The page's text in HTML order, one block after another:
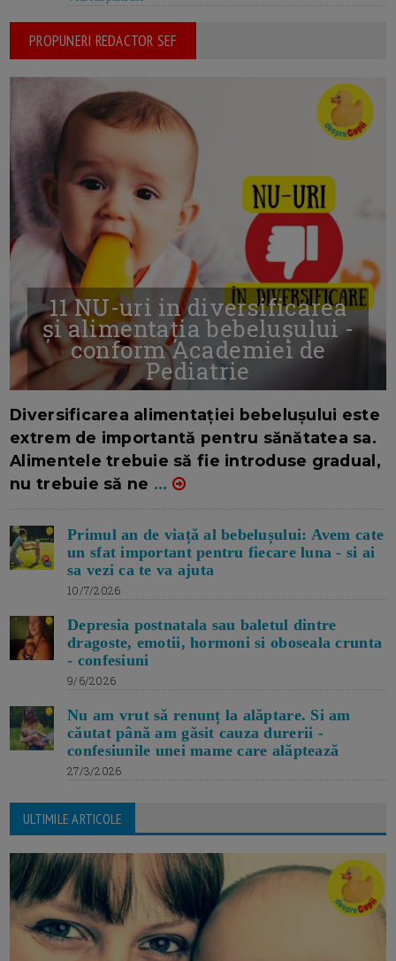
PROPUNERI REDACTOR SEF
11 NU-uri in diversificarea
și alimentația bebelușului -
conform Academiei de
Pediatrie
Diversificarea alimentației bebelușului este
extrem de importantă pentru sănătatea sa.
Alimentele trebuie să fie introduse gradual,
nu trebuie să ne ...
Primul an de viață al bebelușului: Avem cate
un sfat important pentru fiecare luna - si ai
sa vezi ca te va ajuta
10/7/2026
Depresia postnatala sau baletul dintre
dragoste, emotii, hormoni si oboseala crunta
- confesiuni
9/6/2026
Nu am vrut să renunț la alăptare. Si am
căutat până am găsit cauza durerii -
confesiunile unei mame care alăptează
27/3/2026
ULTIMILE ARTICOLE